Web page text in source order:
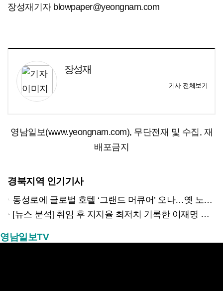
장성재기자 blowpaper@yeongnam.com
장성재
기사 전체보기
영남일보(www.yeongnam.com), 무단전재 및 수집, 재
배포금지
경북지역 인기기사
동성로에 글로벌 호텔 ‘그랜드 머큐어’ 오나…옛 노보텔 자리 사무실 개설
[뉴스 분석] 취임 후 지지율 최저치 기록한 이재명 대통령…왜?
영남일보TV